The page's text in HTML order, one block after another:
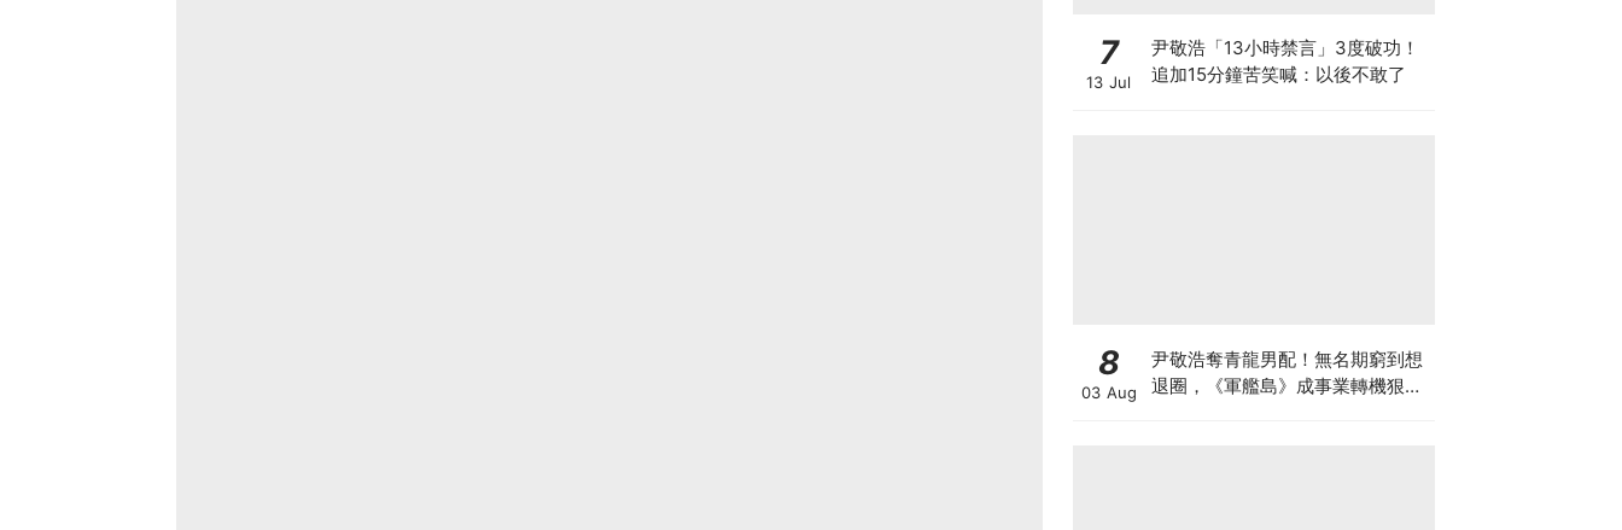
7
13 Jul
尹敬浩「13小時禁言」3度破功！
追加15分鐘苦笑喊：以後不敢了
8
03 Aug
尹敬浩奪青龍男配！無名期窮到想
退圈，《軍艦島》成事業轉機狠甩